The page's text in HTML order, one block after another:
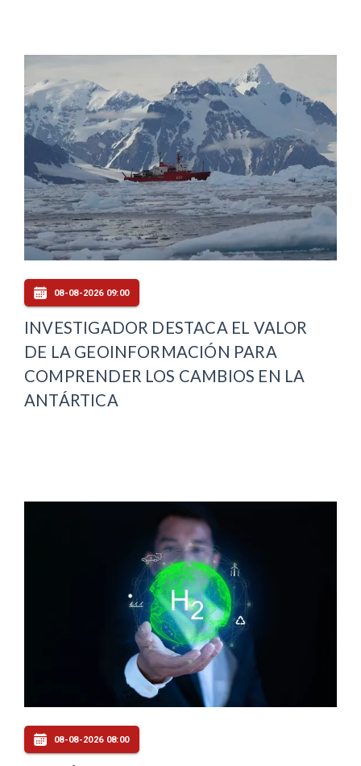
08-08-2026 09:00
INVESTIGADOR DESTACA EL VALOR
DE LA GEOINFORMACIÓN PARA
COMPRENDER LOS CAMBIOS EN LA
ANTÁRTICA
08-08-2026 08:00